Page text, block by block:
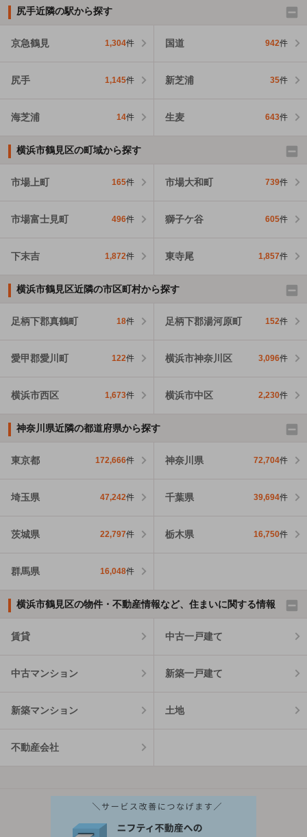
尻手近隣の駅から探す
京急鶴見 1,304件 国道 942件
尻手 1,145件 新芝浦 35件
海芝浦 14件 生麦 643件
横浜市鶴見区の町域から探す
市場上町 165件 市場大和町 739件
市場富士見町 496件 獅子ケ谷 605件
下末吉 1,872件 東寺尾 1,857件
横浜市鶴見区近隣の市区町村から探す
足柄下郡真鶴町 18件 足柄下郡湯河原町 152件
愛甲郡愛川町 122件 横浜市神奈川区 3,096件
横浜市西区 1,673件 横浜市中区 2,230件
神奈川県近隣の都道府県から探す
東京都 172,666件 神奈川県 72,704件
埼玉県 47,242件 千葉県 39,694件
茨城県 22,797件 栃木県 16,750件
群馬県 16,048件
横浜市鶴見区の物件・不動産情報など、住まいに関する情報
賃貸 中古一戸建て
中古マンション 新築一戸建て
新築マンション 土地
不動産会社